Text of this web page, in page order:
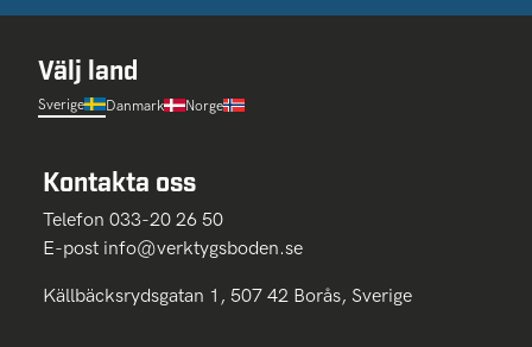
Välj land
Sverige Danmark Norge
Kontakta oss
Telefon 033-20 26 50
E-post info@verktygsboden.se
Källbäcksrydsgatan 1, 507 42 Borås, Sverige